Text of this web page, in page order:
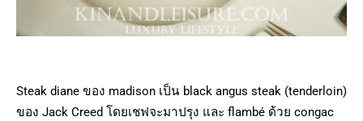
Steak diane ของ madison เป็น black angus steak (tenderloin)
ของ Jack Creed โดยเชฟจะมาปรุง และ flambé ด้วย congac